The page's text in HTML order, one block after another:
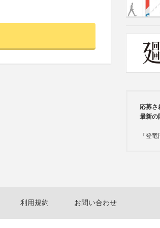
応募さ
最新の
「登
利用規約 お問い合わせ